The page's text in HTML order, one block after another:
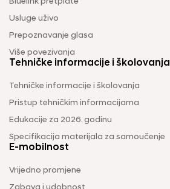
Usluge uživo
Prepoznavanje glasa
Više povezivanja
Tehničke informacije i školovanja
Tehničke informacije i školovanja
Pristup tehničkim informacijama
Edukacije za 2026. godinu
Specifikacija materijala za samoučenje
E-mobilnost
Vrijedno promjene